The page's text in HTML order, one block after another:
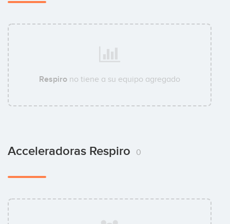
Respiro no tiene a su equipo agregado
Acceleradoras Respiro 0